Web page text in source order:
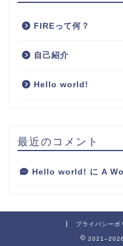
FIREって何？
自己紹介
Hello world!
最近のコメント
Hello world! に A
プライバシーポ